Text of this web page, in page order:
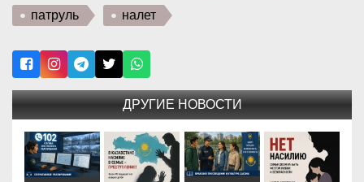
патруль налет
ДРУГИЕ НОВОСТИ